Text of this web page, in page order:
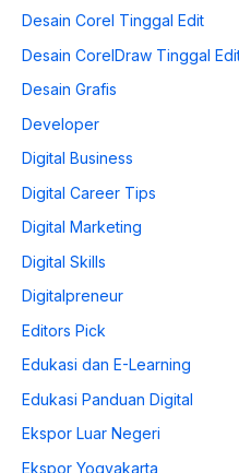
Desain Corel Tinggal Edit
Desain CorelDraw Tinggal
Desain Grafis
Developer
Digital Business
Digital Career Tips
Digital Marketing
Digital Skills
Digitalpreneur
Editors Pick
Edukasi dan E-Learning
Edukasi Panduan Digital
Ekspor Luar Negeri
Ekspor Yogyakarta